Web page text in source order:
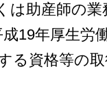
は助産師の
19年厚生労
る資格等の